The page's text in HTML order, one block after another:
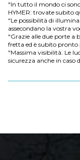
"In tutto il mondo ci
HYMER: trovate subito
"Le possibilità di
assecondano la vostra
"Grazie alle due porte a
fretta ed è subito pronto
"Massima visibilità. Le
sicurezza anche in caso